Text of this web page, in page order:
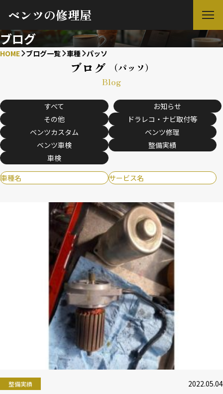
ベンツの修理屋
ブログ
HOME ブログ一覧 車種 パッソ
ブログ （パッソ）
Blog
すべて
お知らせ
その他
ドラレコ・ナビ取付等
ベンツカスタム
ベンツ修理
ベンツ車検
整備実績
車検
整備実績 2022.05.04